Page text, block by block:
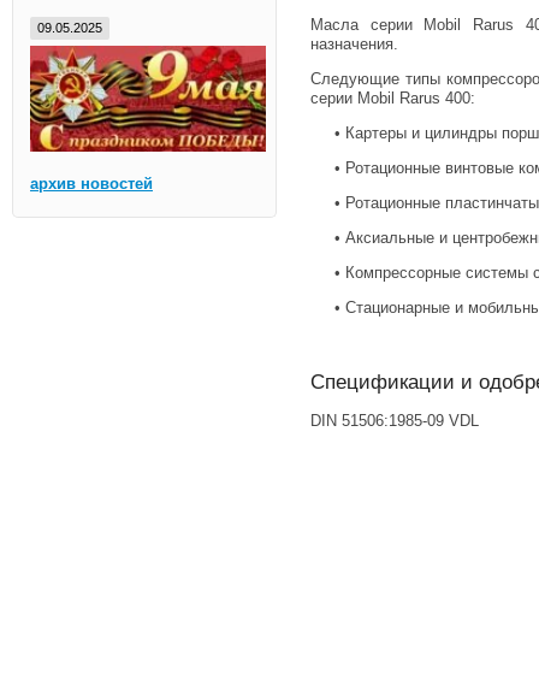
09.05.2025
архив новостей
Масла серии Mobil Rarus
назначения.
Следующие типы
серии Mobil Rarus 400:
• Картеры и цилиндры
• Ротационные винтовые
• Ротационные
• Аксиальные и
• Компрессорные системы с
• Стационарные и
Спецификации и
DIN 51506:1985-09 VDL